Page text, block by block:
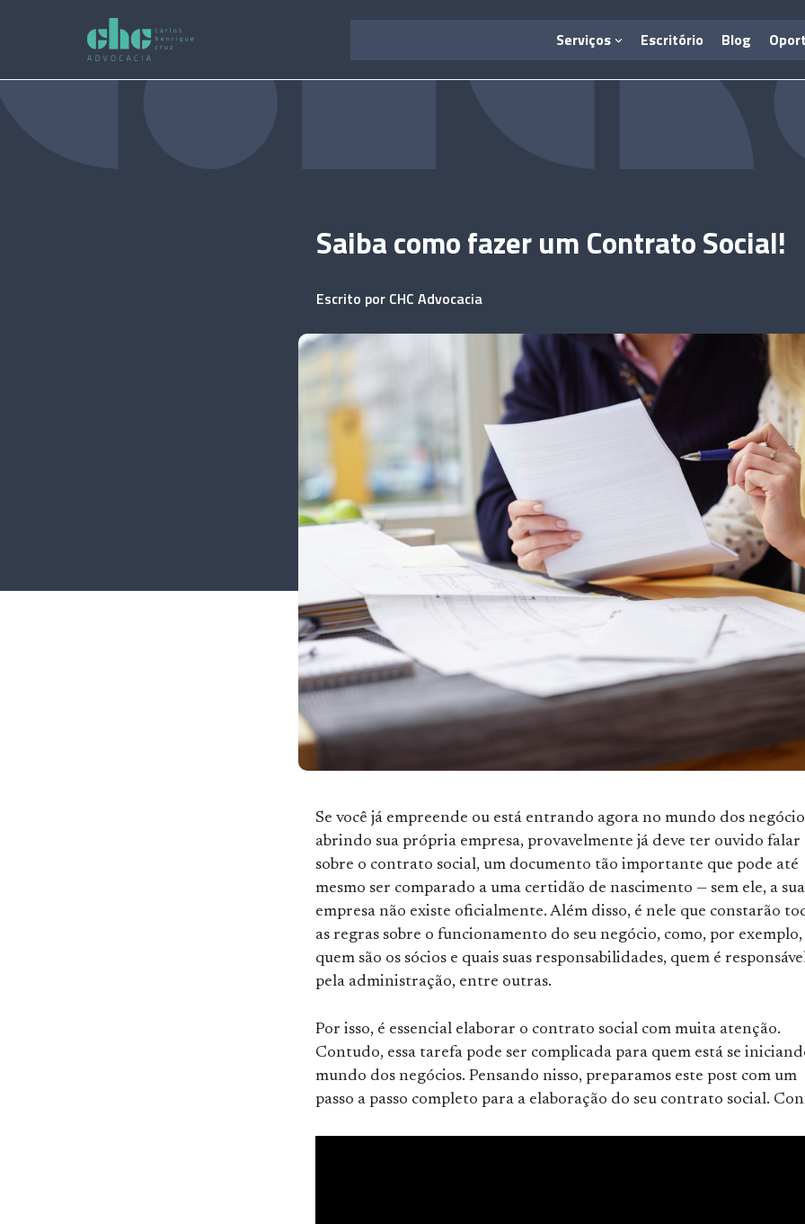
Serviços Escritório Blog
Saiba como fazer um Contrato Social!
Escrito por CHC Advocacia
Se você já empreende ou está entrando agora no mundo dos
abrindo sua própria empresa, provavelmente já deve ter ouvido falar
sobre o contrato social, um documento tão importante que pode até
mesmo ser comparado a uma certidão de nascimento — sem ele, a sua
empresa não existe oficialmente. Além disso, é nele que constarão
as regras sobre o funcionamento do seu negócio, como, por exemplo,
quem são os sócios e quais suas responsabilidades, quem é
pela administração, entre outras.
Por isso, é essencial elaborar o contrato social com muita atenção.
Contudo, essa tarefa pode ser complicada para quem está se
mundo dos negócios. Pensando nisso, preparamos este post com um
passo a passo completo para a elaboração do seu contrato social.